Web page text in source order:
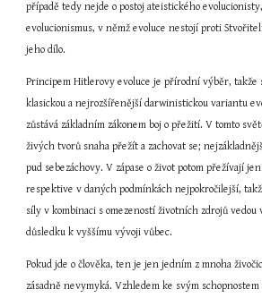
případě tedy nejde o postoj ateistického
evolucionismus, v němž evoluce nestojí proti
jeho dílo.
Principem Hitlerovy evoluce je přírodní výběr, takže
klasickou a nejrozšířenější darwinistickou variantu
zůstává základním zákonem boj o přežití. V tomto
živých tvorů snaha přežít a zachovat se;
pud sebezáchovy. V zápase o život potom přežívají
respektive v daných podmínkách nejpokročilejší,
síly v kombinaci s omezeností životních zdrojů vedou
důsledku k vyššímu vývoji vůbec.
Pokud jde o člověka, ten je jen jedním z mnoha
zásadně nevymyká. Vzhledem ke svým